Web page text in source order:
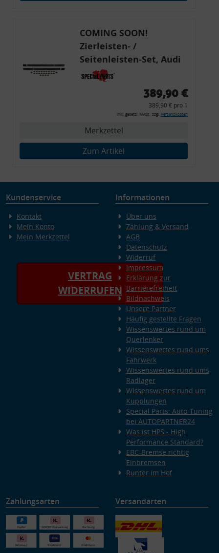
COMING SOON!
Zierleisten- /
Seitenleisten-Set, Audi
80 Cabrio, Coupe, S2, (6x
Zierleiste, 2x Kappe,
Montagewerkzeug)
389,90 €
389,90 € pro 1
inkl. gesetzl. MwSt., zzgl. Versandkosten
Merkzettel
Zum Artikel
Kundenservice
Kontakt
Mein Konto
Mein Merkzettel
VERTRAG
WIDERRUFEN
Informationen
Über uns
Zahlung & Versand
AGB
Datenschutz
Widerruf
Impressum
Erklärung zur
Barrierefreiheit
Bildnachweis
Unsere Partner
Häufig gestellte Fragen
Wissenswertes rund um
Querlenker
Wissenswertes rund ums
Fahrwerk
Wissenswertes rund ums
Radlager
Wissenswertes rund um
Kupplungen
Special Parts: Auto-Tuning
bei AUTOPARTNER24
Was ist HPS - High
Performance Standard?
EBC-Bremse richtig
Einbremsen
Runter im Hof
Zahlungsarten Versandarten